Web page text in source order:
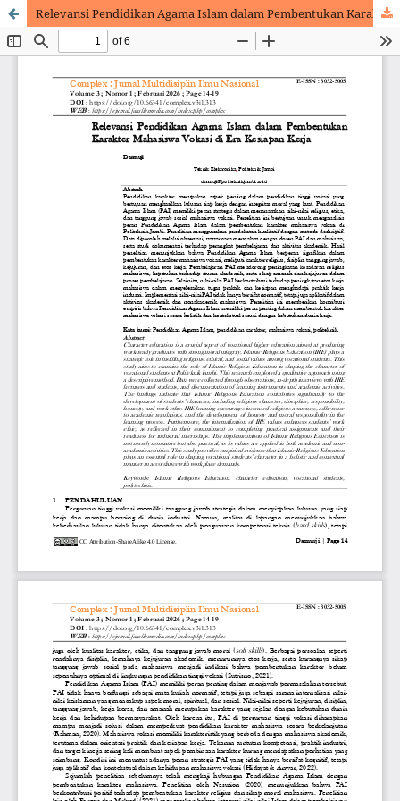
Relevansi Pendidikan Agama Islam dalam Pembentukan Karakter Mahasiswa Vokasi di Era Kesiapan Kerja